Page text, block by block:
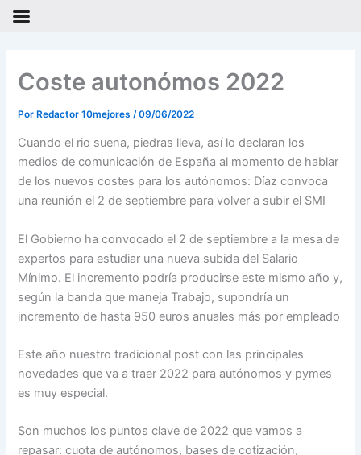
contenido
Coste autonómos 2022
PorRedactor 10mejores /09/06/2022
Cuando el rio suena, piedras lleva, así lo declaran los
medios de comunicación de España al momento de hablar
de los nuevos costes para los autónomos: Díaz convoca
una reunión el 2 de septiembre para volver a subir el SMI
El Gobierno ha convocado el 2 de septiembre a la mesa de
expertos para estudiar una nueva subida del Salario
Mínimo. El incremento podría producirse este mismo año y,
según la banda que maneja Trabajo, supondría un
incremento de hasta 950 euros anuales más por empleado
Este año nuestro tradicional post con las principales
novedades que va a traer 2022 para autónomos y pymes
es muy especial.
Son muchos los puntos clave de 2022 que vamos a
repasar: cuota de autónomos, bases de cotización,